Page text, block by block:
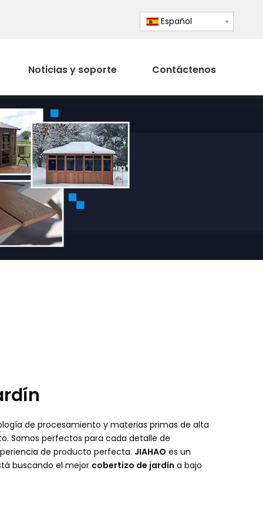
Español
Noticias y soporte Contáctenos
de procesamiento y materias primas de alta
Somos perfectos para cada detalle de
de producto perfecta. JIAHAO es un
buscando el mejor cobertizo de jardín a bajo